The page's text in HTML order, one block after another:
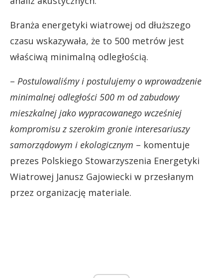
Branża energetyki wiatrowej od dłuższego
czasu wskazywała, że to 500 metrów jest
właściwą minimalną odległością.
– Postulowaliśmy i postulujemy o wprowadzenie
minimalnej odległości 500 m od zabudowy
mieszkalnej jako wypracowanego wcześniej
kompromisu z szerokim gronie interesariuszy
samorządowym i ekologicznym – komentuje
prezes Polskiego Stowarzyszenia Energetyki
Wiatrowej Janusz Gajowiecki w przesłanym
przez organizację materiale.